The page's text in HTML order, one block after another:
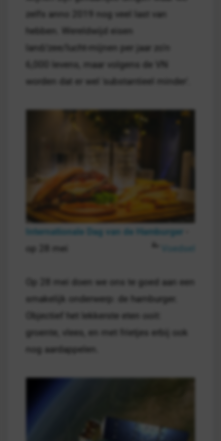
zelfs anno 2019 nog veel last van
hebben. Wereldwijd eisen
land/zee/lucht-mijnen per jaar zo'n
6,000 levens, maar volgens de VN
worden dat er wel 'substantieel minder'.
Internationale Dag van de Hamburger
op 28 mei
Op 28 mei doen we ons te goed aan een
smakelijk onderwerp: de hamburger.
Objectief het lekkerste eten ooit:
groente, vlees, en met frietjes erbij ook
nog aardappelen.